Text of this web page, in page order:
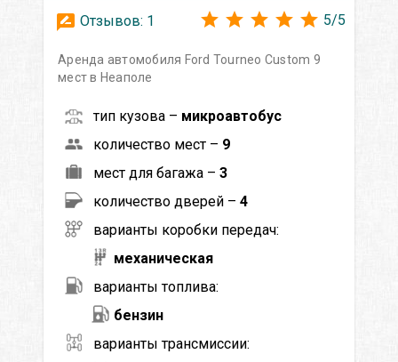
Отзывов: 1 5/5
Аренда автомобиля Ford Tourneo Custom 9
мест в Неаполе
тип кузова – микроавтобус
количество мест – 9
мест для багажа – 3
количество дверей – 4
варианты коробки передач:
механическая
варианты топлива:
бензин
варианты трансмиссии: